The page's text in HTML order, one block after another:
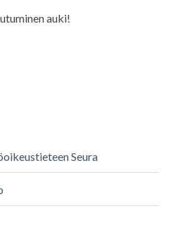
auki!
Seura